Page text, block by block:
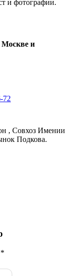
и фотографии.
Москве и
72
, Совхоз Имении
Подкова.